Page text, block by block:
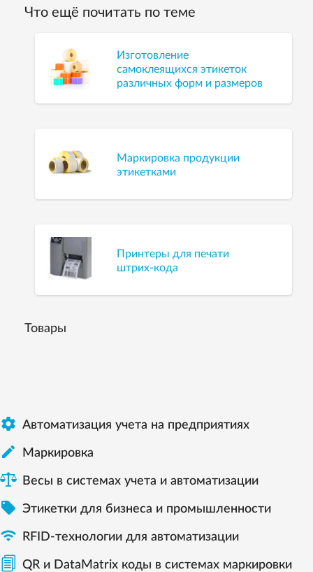
Что ещё почитать по теме
Изготовление
самоклеящихся этикеток
различных форм и размеров
Маркировка продукции
этикетками
Принтеры для печати
штрих-кода
Товары
 Автоматизация учета на предприятиях
 Маркировка
Весы в системах учета и автоматизации
 Этикетки для бизнеса и промышленности
 RFID-технологии для автоматизации
QR и DataMatrix коды в системах маркировки